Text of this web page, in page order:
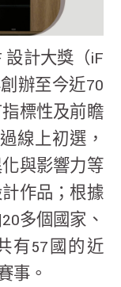
設計大獎（iF
創辦至今近70
標性及前瞻
線上初選，
與影響力等
作品；根據
多個國家、
有57國的近
事。